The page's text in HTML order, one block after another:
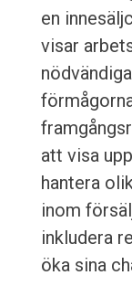
en
visar
att visa
hantera
inom
inkludera
öka sina